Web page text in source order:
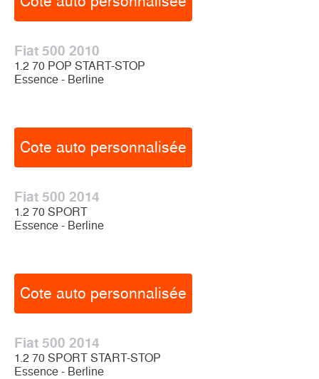
Fiat 500 2010
1.2 70 POP START-STOP
Essence - Berline
Cote auto personnalisée
Fiat 500 2014
1.2 70 SPORT
Essence - Berline
Cote auto personnalisée
Fiat 500 2014
1.2 70 SPORT START-STOP
Essence - Berline